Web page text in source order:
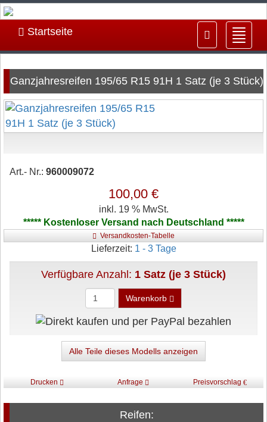
ein-/
Startseite
Ganzjahresreifen 195/65 R15 91H 1 Satz (je 3 Stück)
Art.- Nr.: 960009072
100,00 €
inkl. 19 % MwSt.
***** Kostenloser Versand nach Deutschland *****
Versandkosten-Tabelle
Lieferzeit: 1 - 3 Tage
Verfügbare Anzahl: 1 Satz (je 3 Stück)
Warenkorb
Alle Teile dieses Modells anzeigen
Drucken Anfrage Preisvorschlag
Reifen: